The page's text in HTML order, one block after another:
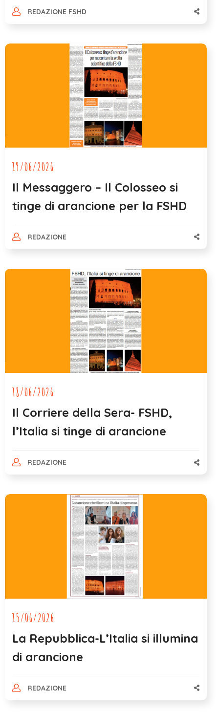
REDAZIONE FSHD
19/06/2026
Il Messaggero – Il Colosseo si
tinge di arancione per la FSHD
REDAZIONE
18/06/2026
Il Corriere della Sera- FSHD,
l’Italia si tinge di arancione
REDAZIONE
15/06/2026
La Repubblica-L’Italia si illumina
di arancione
REDAZIONE